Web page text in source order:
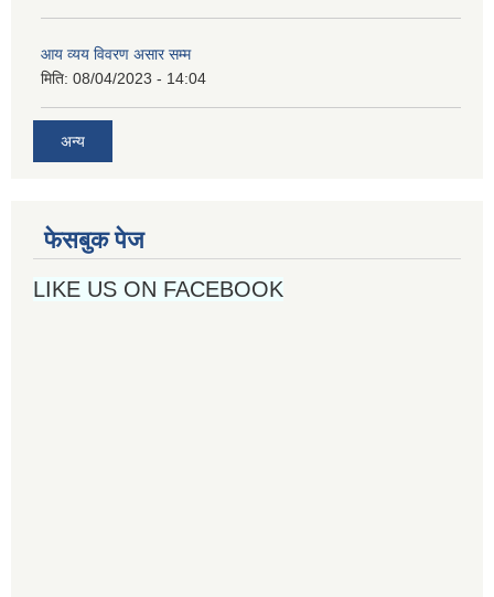
आय व्यय विवरण असार सम्म
मिति: 08/04/2023 - 14:04
अन्य
फेसबुक पेज
LIKE US ON FACEBOOK